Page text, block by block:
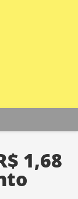
1,68